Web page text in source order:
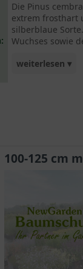
Die Pinus
extrem frosthart
silberblaue
Wuchses sowie
weiterlesen ▾
100-125 cm